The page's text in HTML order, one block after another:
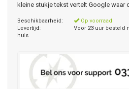
kleine stukje tekst vertelt Google waar
Beschikbaarheid:
Op voorraad
Levertijd:
Voor 23 uur besteld
huis